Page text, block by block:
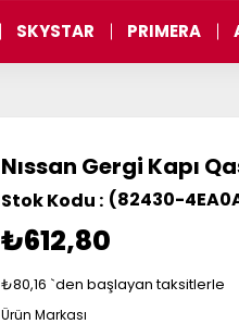
SKYSTAR PRIMERA
Nıssan Gergi Kapı
(82430-
₺612,80
₺80,16 `den başlayan taksitlerle